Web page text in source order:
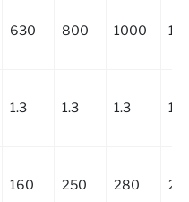
630 800 1000
1.3 1.3 1.3 1.3
160 250 280